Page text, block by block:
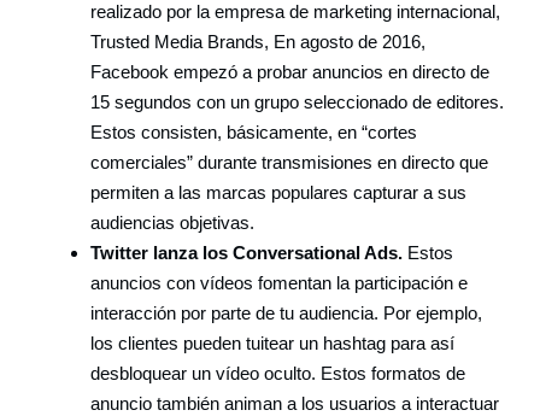
realizado por la empresa de marketing internacional,
Trusted Media Brands, En agosto de 2016,
Facebook empezó a probar anuncios en directo de
15 segundos con un grupo seleccionado de editores.
Estos consisten, básicamente, en “cortes
comerciales” durante transmisiones en directo que
permiten a las marcas populares capturar a sus
audiencias objetivas.
Twitter lanza los Conversational Ads. Estos
anuncios con vídeos fomentan la participación e
interacción por parte de tu audiencia. Por ejemplo,
los clientes pueden tuitear un hashtag para así
desbloquear un vídeo oculto. Estos formatos de
anuncio también animan a los usuarios a interactuar